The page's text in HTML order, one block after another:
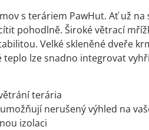
s teráriem PawHut. Ať už
pohodlně. Široké větrací
Velké skleněné dveře
lze snadno integrovat
terária
nerušený výhled na
izolaci